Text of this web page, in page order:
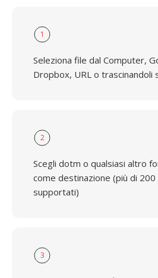
1
Seleziona file dal Computer,
Dropbox, URL o trascinandoli
2
Scegli dotm o qualsiasi altro
come destinazione (più di
supportati)
3